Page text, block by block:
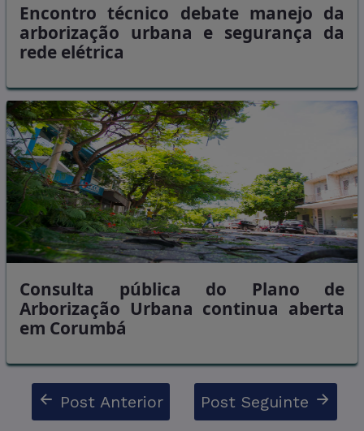
Encontro técnico debate manejo da
arborização urbana e segurança da
rede elétrica
Consulta pública do Plano de
Arborização Urbana continua aberta
em Corumbá
Post Anterior Post Seguinte